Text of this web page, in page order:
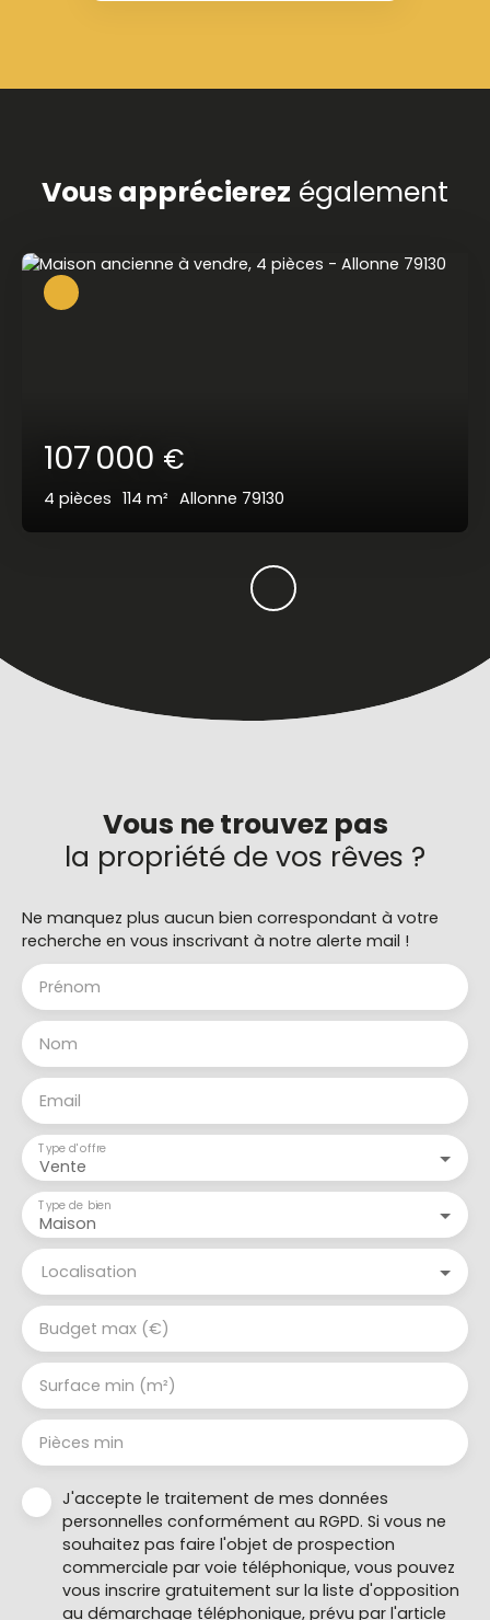
Vous apprécierez également
107 000 €
4 pièces 114 m² Allonne 79130
Vous ne trouvez pas
la propriété de vos rêves ?
Ne manquez plus aucun bien correspondant à votre
recherche en vous inscrivant à notre alerte mail !
Prénom
Nom
Email
Vente
Type d'offre
Maison
Type de bien
Localisation
Budget max (€)
Surface min (m²)
Pièces min
J'accepte le traitement de mes données
personnelles conformément au RGPD. Si vous ne
souhaitez pas faire l'objet de prospection
commerciale par voie téléphonique, vous pouvez
vous inscrire gratuitement sur la liste d'opposition
au démarchage téléphonique, prévu par l'article